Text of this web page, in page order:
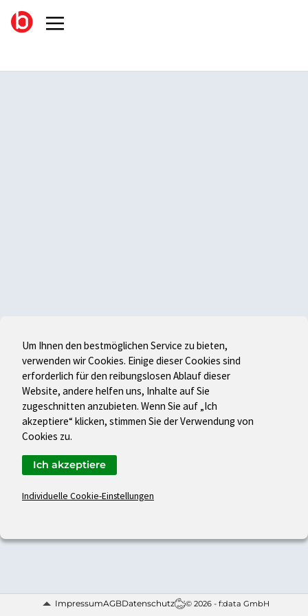
ImpressumAGBDatenschutz © 2026 - f:data GmbH
Um Ihnen den bestmöglichen Service zu bieten,
verwenden wir Cookies. Einige dieser Cookies sind
erforderlich für den reibungslosen Ablauf dieser
Website, andere helfen uns, Inhalte auf Sie
zugeschnitten anzubieten. Wenn Sie auf „Ich
akzeptiere“ klicken, stimmen Sie der Verwendung von
Cookies zu.
Individuelle Cookie-Einstellungen
Ich akzeptiere